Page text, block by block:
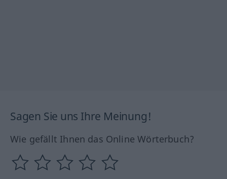
Sagen Sie uns Ihre Meinung!
Wie gefällt Ihnen das Online Wörterbuch?